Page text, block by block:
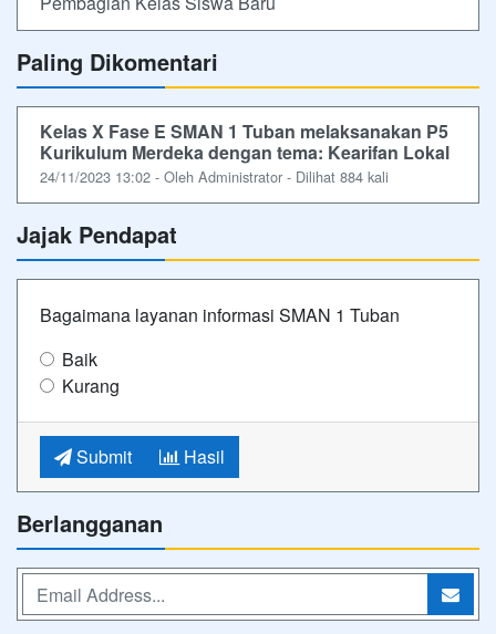
Paling Dikomentari
Kelas X Fase E SMAN 1 Tuban melaksanakan P5
Kurikulum Merdeka dengan tema: Kearifan Lokal
24/11/2023 13:02 - Oleh Administrator - Dilihat 884 kali
Jajak Pendapat
Bagaimana layanan informasi SMAN 1 Tuban
Baik
Kurang
Submit Hasil
Berlangganan